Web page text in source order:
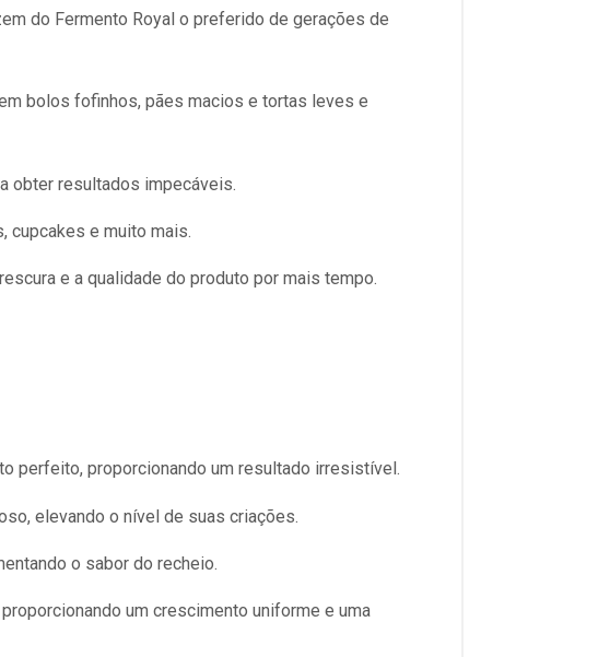
do Fermento Royal o preferido de gerações de
bolos fofinhos, pães macios e tortas leves e
obter resultados impecáveis.
cupcakes e muito mais.
e a qualidade do produto por mais tempo.
perfeito, proporcionando um resultado irresistível.
elevando o nível de suas criações.
o sabor do recheio.
um crescimento uniforme e uma